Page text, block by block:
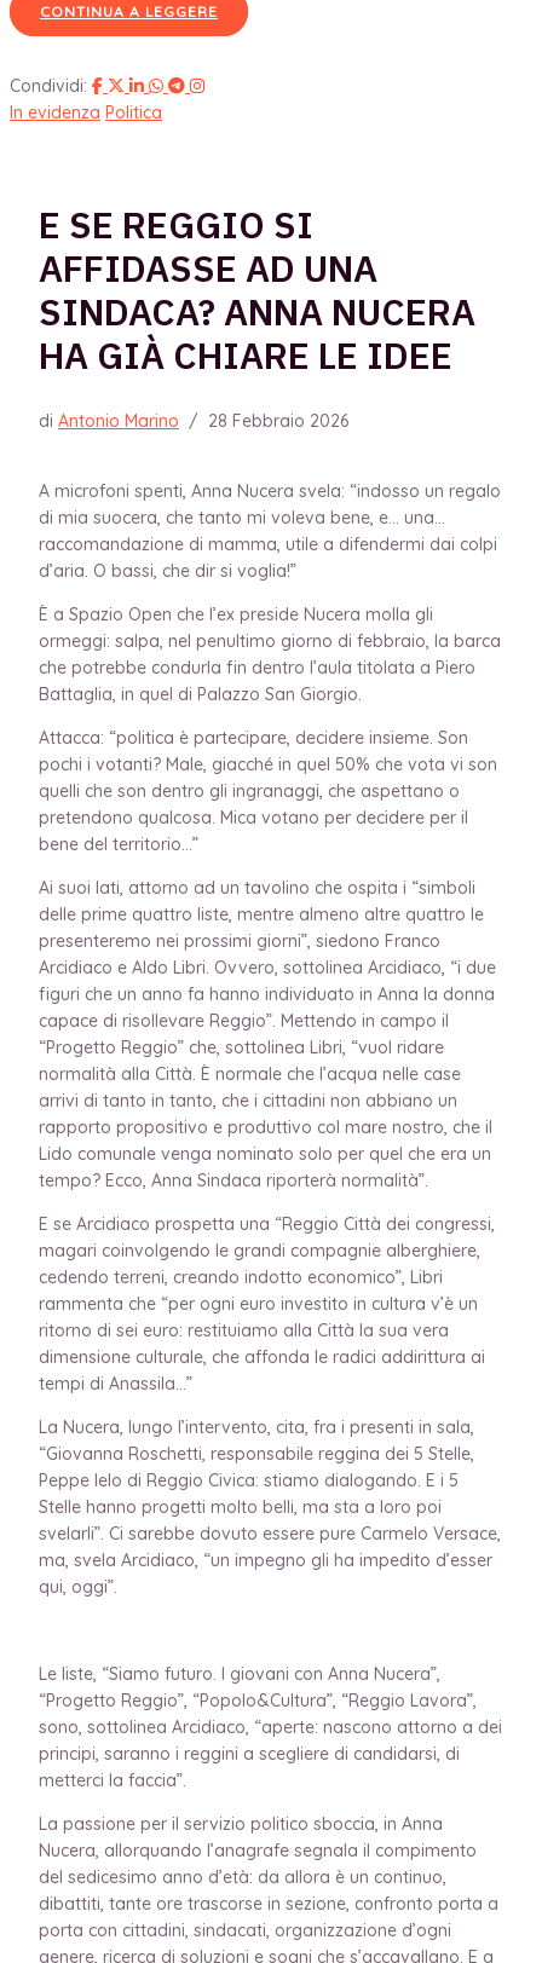
CONTINUA A LEGGERE
Condividi:
In evidenza Politica
E SE REGGIO SI
AFFIDASSE AD UNA
SINDACA? ANNA NUCERA
HA GIÀ CHIARE LE IDEE
di Antonio Marino / 28 Febbraio 2026
A microfoni spenti, Anna Nucera svela: “indosso un regalo
di mia suocera, che tanto mi voleva bene, e… una…
raccomandazione di mamma, utile a difendermi dai colpi
d’aria. O bassi, che dir si voglia!”
È a Spazio Open che l’ex preside Nucera molla gli
ormeggi: salpa, nel penultimo giorno di febbraio, la barca
che potrebbe condurla fin dentro l’aula titolata a Piero
Battaglia, in quel di Palazzo San Giorgio.
Attacca: “politica è partecipare, decidere insieme. Son
pochi i votanti? Male, giacché in quel 50% che vota vi son
quelli che son dentro gli ingranaggi, che aspettano o
pretendono qualcosa. Mica votano per decidere per il
bene del territorio…”
Ai suoi lati, attorno ad un tavolino che ospita i “simboli
delle prime quattro liste, mentre almeno altre quattro le
presenteremo nei prossimi giorni”, siedono Franco
Arcidiaco e Aldo Libri. Ovvero, sottolinea Arcidiaco, “i due
figuri che un anno fa hanno individuato in Anna la donna
capace di risollevare Reggio”. Mettendo in campo il
“Progetto Reggio” che, sottolinea Libri, “vuol ridare
normalità alla Città. È normale che l’acqua nelle case
arrivi di tanto in tanto, che i cittadini non abbiano un
rapporto propositivo e produttivo col mare nostro, che il
Lido comunale venga nominato solo per quel che era un
tempo? Ecco, Anna Sindaca riporterà normalità”.
E se Arcidiaco prospetta una “Reggio Città dei congressi,
magari coinvolgendo le grandi compagnie alberghiere,
cedendo terreni, creando indotto economico”, Libri
rammenta che “per ogni euro investito in cultura v’è un
ritorno di sei euro: restituiamo alla Città la sua vera
dimensione culturale, che affonda le radici addirittura ai
tempi di Anassila…”
La Nucera, lungo l’intervento, cita, fra i presenti in sala,
“Giovanna Roschetti, responsabile reggina dei 5 Stelle,
Peppe Ielo di Reggio Civica: stiamo dialogando. E i 5
Stelle hanno progetti molto belli, ma sta a loro poi
svelarli”. Ci sarebbe dovuto essere pure Carmelo Versace,
ma, svela Arcidiaco, “un impegno gli ha impedito d’esser
qui, oggi”.
Le liste, “Siamo futuro. I giovani con Anna Nucera”,
“Progetto Reggio”, “Popolo&Cultura”, “Reggio Lavora”,
sono, sottolinea Arcidiaco, “aperte: nascono attorno a dei
principi, saranno i reggini a scegliere di candidarsi, di
metterci la faccia”.
La passione per il servizio politico sboccia, in Anna
Nucera, allorquando l’anagrafe segnala il compimento
del sedicesimo anno d’età: da allora è un continuo,
dibattiti, tante ore trascorse in sezione, confronto porta a
porta con cittadini, sindacati, organizzazione d’ogni
genere, ricerca di soluzioni e sogni che s’accavallano. E a